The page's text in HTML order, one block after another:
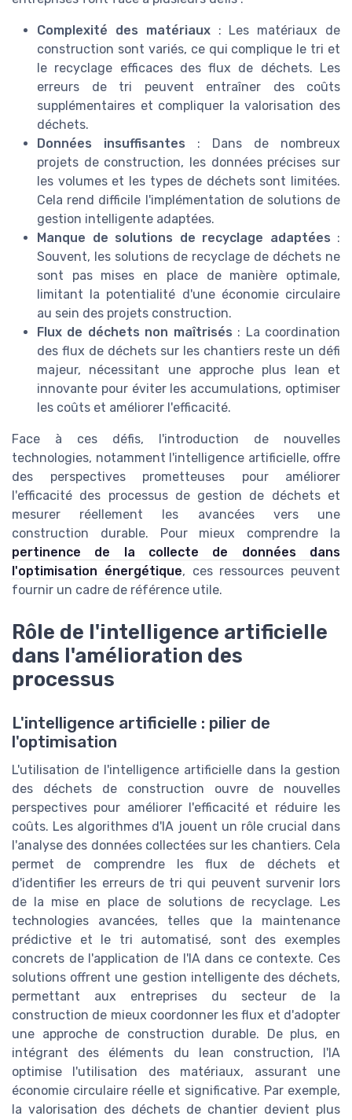
Complexité des matériaux: Les matériaux de
construction sont variés, ce qui complique le tri et
le recyclage efficaces des flux de déchets. Les
erreurs de tri peuvent entraîner des coûts
supplémentaires et compliquer la valorisation des
déchets.
Données insuffisantes : Dans de nombreux
projets de construction, les données précises sur
les volumes et les types de déchets sont limitées.
Cela rend difficile l'implémentation de solutions de
gestion intelligente adaptées.
Manque de solutions de recyclage adaptées :
Souvent, les solutions de recyclage de déchets ne
sont pas mises en place de manière optimale,
limitant la potentialité d'une économie circulaire
au sein des projets construction.
Flux de déchets non maîtrisés : La coordination
des flux de déchets sur les chantiers reste un défi
majeur, nécessitant une approche plus lean et
innovante pour éviter les accumulations, optimiser
les coûts et améliorer l'efficacité.
Face à ces défis, l'introduction de nouvelles
technologies, notamment l'intelligence artificielle, offre
des perspectives prometteuses pour améliorer
l'efficacité des processus de gestion de déchets et
mesurer réellement les avancées vers une
construction durable. Pour mieux comprendre la
pertinence de la collecte de données dans
l'optimisation énergétique, ces ressources peuvent
fournir un cadre de référence utile.
Rôle de l'intelligence artificielle
dans l'amélioration des
processus
L'intelligence artificielle : pilier de
l'optimisation
L'utilisation de l'intelligence artificielle dans la gestion
des déchets de construction ouvre de nouvelles
perspectives pour améliorer l'efficacité et réduire les
coûts. Les algorithmes d'IA jouent un rôle crucial dans
l'analyse des données collectées sur les chantiers. Cela
permet de comprendre les flux de déchets et
d'identifier les erreurs de tri qui peuvent survenir lors
de la mise en place de solutions de recyclage. Les
technologies avancées, telles que la maintenance
prédictive et le tri automatisé, sont des exemples
concrets de l'application de l'IA dans ce contexte. Ces
solutions offrent une gestion intelligente des déchets,
permettant aux entreprises du secteur de la
construction de mieux coordonner les flux et d'adopter
une approche de construction durable. De plus, en
intégrant des éléments du lean construction, l'IA
optimise l'utilisation des matériaux, assurant une
économie circulaire réelle et significative. Par exemple,
la valorisation des déchets de chantier devient plus